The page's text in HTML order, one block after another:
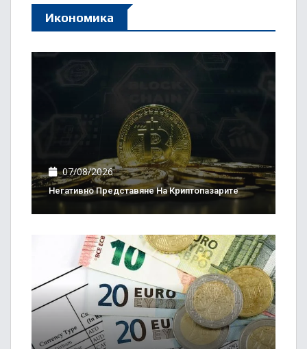
Икономика
07/08/2026
Негативно Представяне На Криптопазарите